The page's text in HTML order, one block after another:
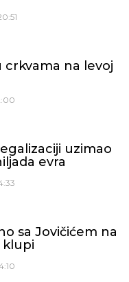
crkvama na levoj
uzimao
evra
sa Jovičićem na
klupi